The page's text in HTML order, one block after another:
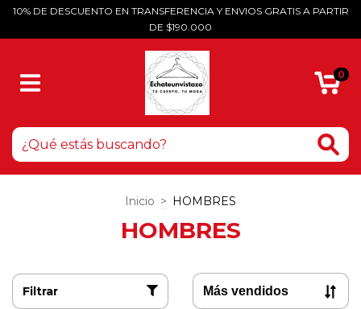
10% DE DESCUENTO EN TRANSFERENCIA Y ENVIOS GRATIS A PARTIR
DE $190.000
0
Inicio > HOMBRES
HOMBRES
Filtrar